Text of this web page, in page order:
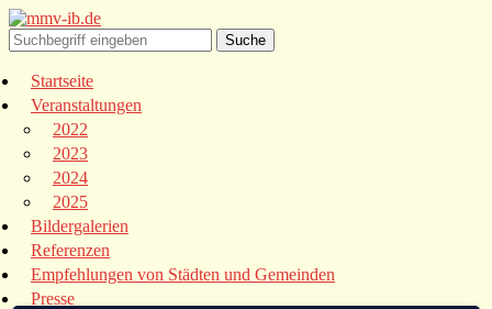
Startseite
Veranstaltungen
2022
2023
2024
2025
Bildergalerien
Referenzen
Empfehlungen von Städten und Gemeinden
Presse